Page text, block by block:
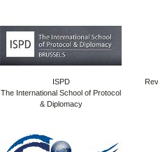
ISPD
The International School of Protocol
& Diplomacy